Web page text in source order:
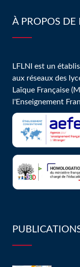
À PROPOS DE
LFLNI est un
aux réseaux des
Laïque Française
l'Enseignement